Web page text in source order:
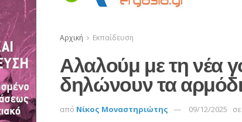
Αρχική Εκπαίδευση
Αλαλούμ με τη νέα
δηλώνουν τα
από Νίκος Μοναστηριώτης 09/12/2025 σε